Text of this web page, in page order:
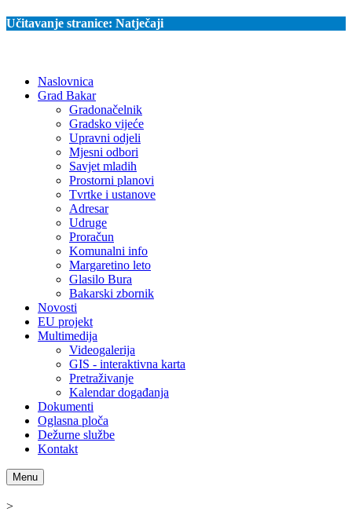
Učitavanje stranice: Natječaji
Naslovnica
Grad Bakar
Gradonačelnik
Gradsko vijeće
Upravni odjeli
Mjesni odbori
Savjet mladih
Prostorni planovi
Tvrtke i ustanove
Adresar
Udruge
Proračun
Komunalni info
Margaretino leto
Glasilo Bura
Bakarski zbornik
Novosti
EU projekt
Multimedija
Videogalerija
GIS - interaktivna karta
Pretraživanje
Kalendar događanja
Dokumenti
Oglasna ploča
Dežurne službe
Kontakt
Menu
>